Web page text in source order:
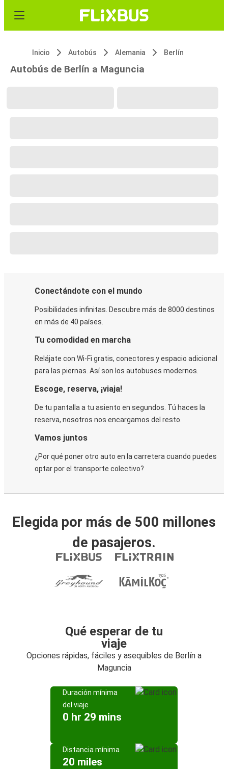
Inicio Autobús Alemania Berlín
Autobús de Berlín a Maguncia
Conectándote con el mundo
Posibilidades infinitas. Descubre más de 8000 destinos
en más de 40 países.
Tu comodidad en marcha
Relájate con Wi-Fi gratis, conectores y espacio adicional
para las piernas. Así son los autobuses modernos.
Escoge, reserva, ¡viaja!
De tu pantalla a tu asiento en segundos. Tú haces la
reserva, nosotros nos encargamos del resto.
Vamos juntos
¿Por qué poner otro auto en la carretera cuando puedes
optar por el transporte colectivo?
Elegida por más de 500 millones
de pasajeros.
Qué esperar de tu
viaje
Opciones rápidas, fáciles y asequibles de Berlín a
Maguncia
Duración mínima
del viaje
0 hr 29 mins
Distancia mínima
20 miles